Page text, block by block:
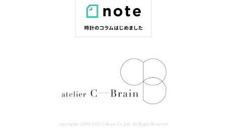
copyright(c)2008-2025 C-Brain Co.,Ltd. All Rights Reserved